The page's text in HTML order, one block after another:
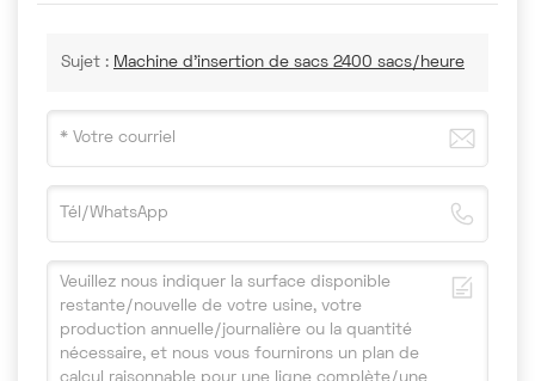
Sujet : Machine d'insertion de sacs 2400 sacs/heure